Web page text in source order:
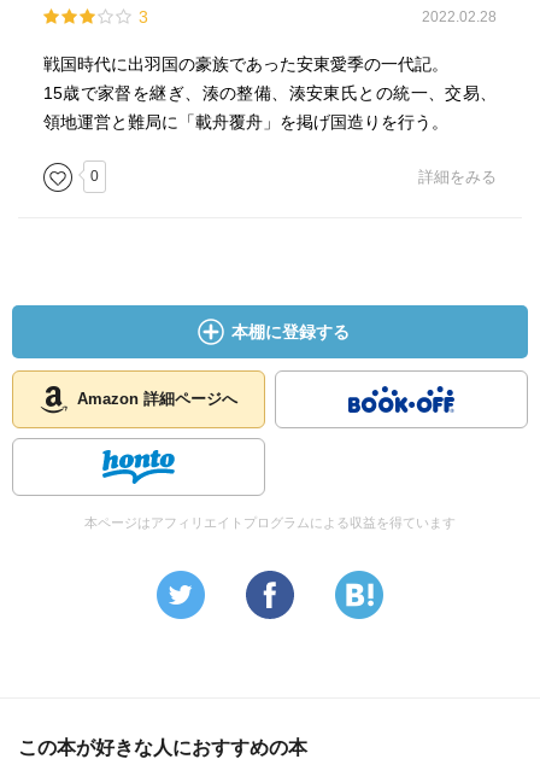
3 2022.02.28
戦国時代に出羽国の豪族であった安東愛季の一代記。
15歳で家督を継ぎ、湊の整備、湊安東氏との統一、交易、
領地運営と難局に「載舟覆舟」を掲げ国造りを行う。
0 詳細をみる
本棚に登録する
Amazon 詳細ページへ
本ページはアフィリエイトプログラムによる収益を得ています
この本が好きな人におすすめの本